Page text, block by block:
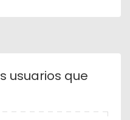
usuarios que